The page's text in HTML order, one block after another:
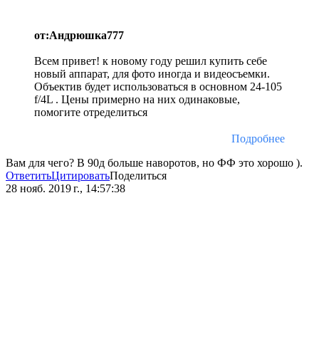
от:Андрюшка777
Всем привет! к новому году решил купить себе
новый аппарат, для фото иногда и видеосъемки.
Объектив будет использоваться в основном 24-105
f/4L . Цены примерно на них одинаковые,
помогите отределиться
Подробнее
Вам для чего? В 90д больше наворотов, но ФФ это хорошо ).
ОтветитьЦитироватьПоделиться
28 нояб. 2019 г., 14:57:38